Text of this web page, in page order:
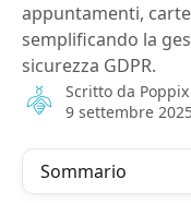
appuntamenti,
semplificando la
sicurezza GDPR.
Scritto da Poppix
9 settembre
Sommario